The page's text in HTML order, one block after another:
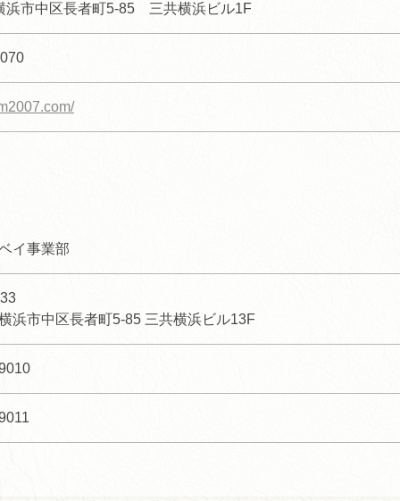
浜市中区長者町5-85 三共横浜ビル1F
イ事業部
浜市中区長者町5-85 三共横浜ビル13F